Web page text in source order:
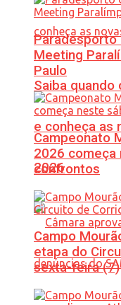
Saiba quando
e conheça as
2026
Paradesporto
Meeting
Paulo
Campeonato
2026 começa
confrontos
Campo
etapa do
sexta-feira (7)